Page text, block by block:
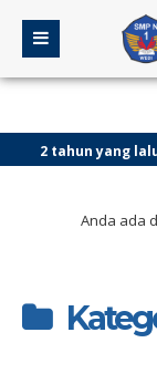
2 tahun yang lalu
Anda ada